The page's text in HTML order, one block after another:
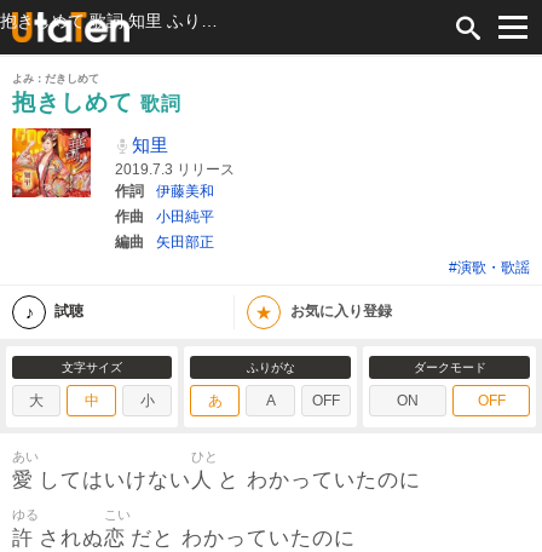
よみ：だきしめて
抱きしめて 歌詞
知里
2019.7.3 リリース
作詞
伊藤美和
作曲
小田純平
編曲
矢田部正
#演歌・歌謡
試聴 ★ お気に入り登録
文字サイズ
大 中 小
ふりがな
あ A OFF
ダークモード
ON OFF
愛
あい
してはいけない 人
ひと
と わかっていたのに
許
ゆる
されぬ恋
こい
だと わかっていたのに